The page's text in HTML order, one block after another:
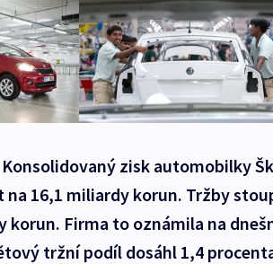
Konsolidovaný zisk automobilky
na 16,1 miliardy korun. Tržby
korun. Firma to oznámila na
tržní podíl dosáhl 1,4